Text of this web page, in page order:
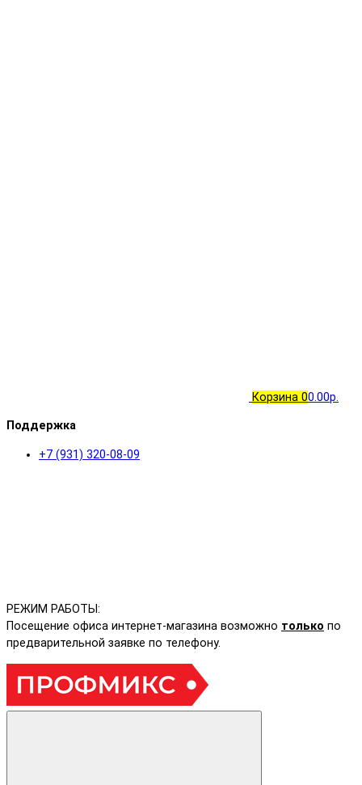
Корзина 00.00р.
Поддержка
+7 (931) 320-08-09
РЕЖИМ РАБОТЫ:
Посещение офиса интернет-магазина возможно только по
предварительной заявке по телефону.